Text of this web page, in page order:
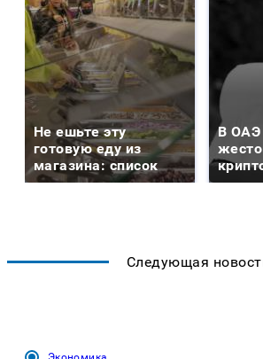
Не ешьте эту
готовую еду из
магазина: список
В ОАЭ
Следующая